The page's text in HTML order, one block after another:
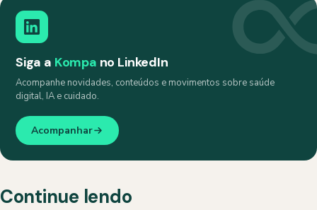
Siga a Kompa no LinkedIn
Acompanhe novidades, conteúdos e movimentos sobre saúde
digital, IA e cuidado.
Acompanhar
Continue lendo